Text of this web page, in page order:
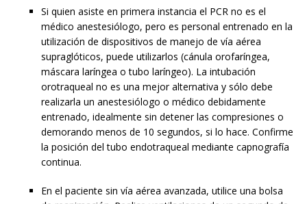
Si quien asiste en primera instancia el PCR no es el
médico anestesiólogo, pero es personal entrenado en la
utilización de dispositivos de manejo de vía aérea
supraglóticos, puede utilizarlos (cánula orofaríngea,
máscara laríngea o tubo laríngeo). La intubación
orotraqueal no es una mejor alternativa y sólo debe
realizarla un anestesiólogo o médico debidamente
entrenado, idealmente sin detener las compresiones o
demorando menos de 10 segundos, si lo hace. Confirme
la posición del tubo endotraqueal mediante capnografía
continua.
En el paciente sin vía aérea avanzada, utilice una bolsa